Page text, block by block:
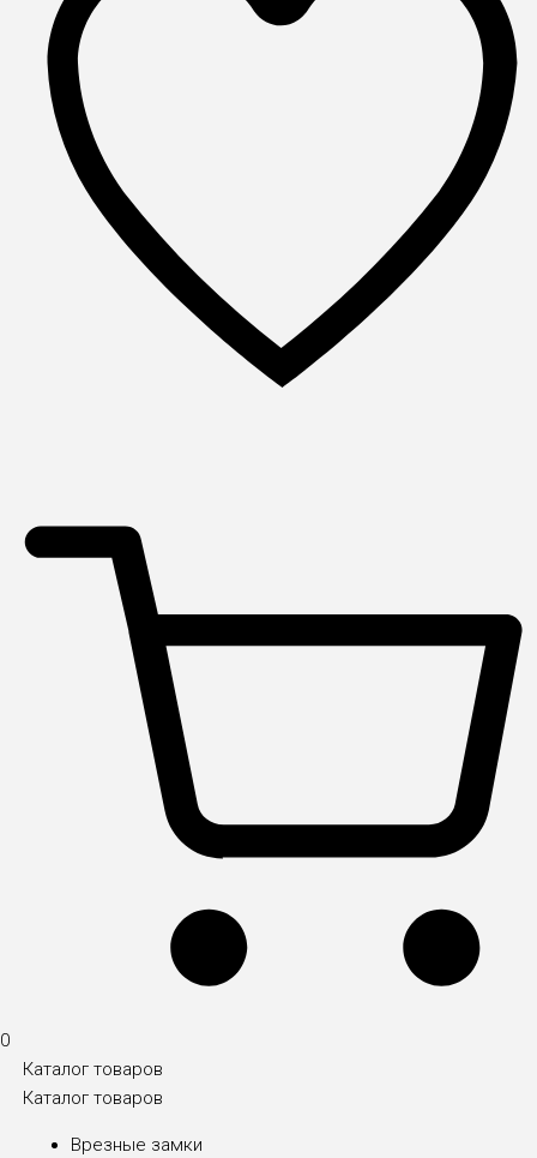
0
Каталог товаров
Каталог товаров
Врезные замки